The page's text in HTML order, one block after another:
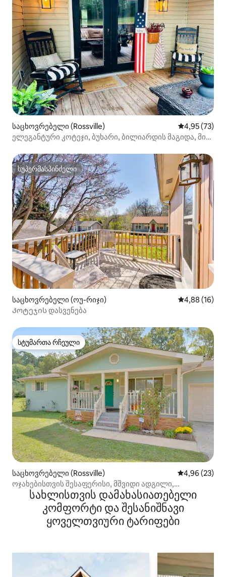
საცხოვრებელი (Rossville) საშუალო
4,95 (73)
ელეგანტური კოტეჯი, ბუხარი, ბილიარდის მაგიდა, მინ.
სუპერმასპინძელი
სუპერმასპინძელი
საცხოვრებელი (ოუ-რიჯი) საშუალო
4,88 (16)
Კოტეჯის დასვენება
სტუმართა რჩეული
სტუმართა რჩეული
საცხოვრებელი (Rossville) საშუალო
4,96 (23)
ოჯახებისთვის შესაფერისი, მშვიდი ადგილი,
3 საძინებელი, 3 საწოლი
სახლისთვის დამახასიათებელი
კომფორტი და შესანიშნავი
ყოველთვიური ტარიფები